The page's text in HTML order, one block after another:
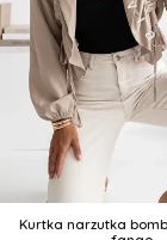
Kurtka narzutka